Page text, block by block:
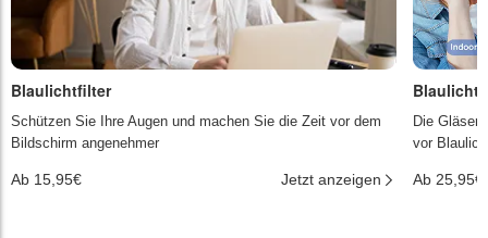
Blaulichtfilter
Schützen Sie Ihre Augen und machen Sie die Zeit vor dem
Bildschirm angenehmer
Ab 15,95€ Jetzt anzeigen
Die Gläser
vor
Ab 25,95€